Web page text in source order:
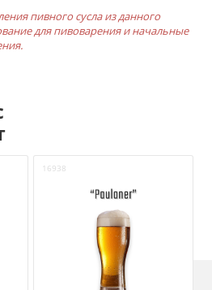
пивного сусла из данного
для пивоварения и начальные
16938